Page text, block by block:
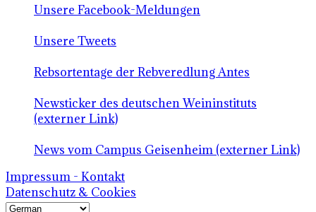
Unsere Facebook-Meldungen
Unsere Tweets
Rebsortentage der Rebveredlung Antes
Newsticker des deutschen Weininstituts
(externer Link)
News vom Campus Geisenheim (externer Link)
Impressum - Kontakt
Datenschutz & Cookies